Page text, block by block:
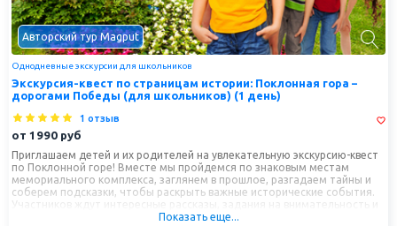
Авторский тур Magput
Однодневные экскурсии для школьников
Экскурсия-квест по страницам истории: Поклонная гора –
дорогами Победы (для школьников) (1 день)
1 отзыв
от 1990 руб
Приглашаем детей и их родителей на увлекательную экскурсию-квест
по Поклонной горе! Вместе мы пройдемся по знаковым местам
мемориального комплекса, заглянем в прошлое, разгадаем тайны и
соберем подсказки, чтобы раскрыть важные исторические события.
настоящие открытия. Эта прогулка превратит изучение истории в
Показать еще...